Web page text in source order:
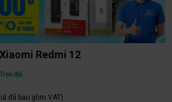
Redmi 12
đã bao gồm VAT)